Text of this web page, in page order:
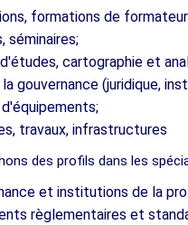
formations de
séminaires;
cartographie et
la gouvernance (juridique,
travaux, infrastructures
des profils dans les
et institutions de la
règlementaires et